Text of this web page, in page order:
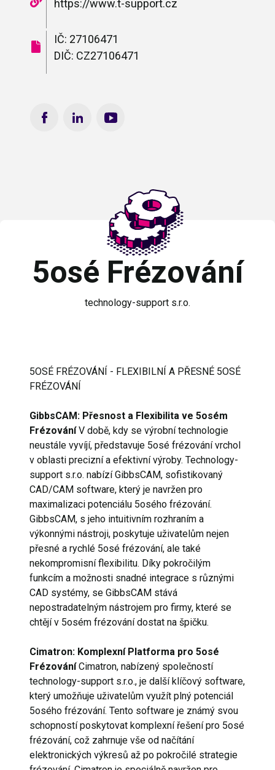
https://www.t-support.cz
IČ: 27106471
DIČ: CZ27106471
5osé Frézování
technology-support s.r.o.
5OSÉ FRÉZOVÁNÍ - FLEXIBILNÍ A PŘESNÉ 5OSÉ
FRÉZOVÁNÍ
GibbsCAM: Přesnost a Flexibilita ve 5osém
FrézováníV době, kdy se výrobní technologie
neustále vyvíjí, představuje 5osé frézování vrchol
v oblasti precizní a efektivní výroby. Technology-
support s.r.o. nabízí GibbsCAM, sofistikovaný
CAD/CAM software, který je navržen pro
maximalizaci potenciálu 5osého frézování.
GibbsCAM, s jeho intuitivním rozhraním a
výkonnými nástroji, poskytuje uživatelům nejen
přesné a rychlé 5osé frézování, ale také
nekompromisní flexibilitu. Díky pokročilým
funkcím a možnosti snadné integrace s různými
CAD systémy, se GibbsCAM stává
nepostradatelným nástrojem pro firmy, které se
chtějí v 5osém frézování dostat na špičku.
Cimatron: Komplexní Platforma pro 5osé
FrézováníCimatron, nabízený společností
technology-support s.r.o., je další klíčový software,
který umožňuje uživatelům využít plný potenciál
5osého frézování. Tento software je známý svou
schopností poskytovat komplexní řešení pro 5osé
frézování, což zahrnuje vše od načítání
elektronických výkresů až po pokročilé strategie